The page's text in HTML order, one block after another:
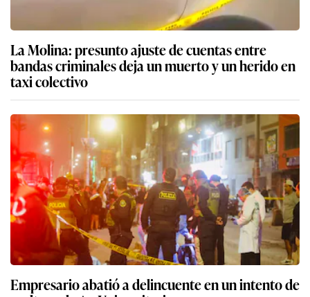
La Molina: presunto ajuste de cuentas entre
bandas criminales deja un muerto y un herido en
taxi colectivo
Empresario abatió a delincuente en un intento de